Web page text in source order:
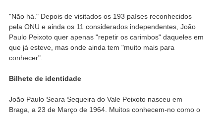
"Não há." Depois de visitados os 193 países reconhecidos
pela ONU e ainda os 11 considerados independentes, João
Paulo Peixoto quer apenas "repetir os carimbos" daqueles em
que já esteve, mas onde ainda tem "muito mais para
conhecer".
Bilhete de identidade
João Paulo Seara Sequeira do Vale Peixoto nasceu em
Braga, a 23 de Março de 1964. Muitos conhecem-no como o